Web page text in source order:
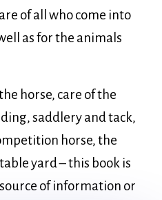
of all who come into
as for the animals
horse, care of the
saddlery and tack,
horse, the
yard – this book is
of information or